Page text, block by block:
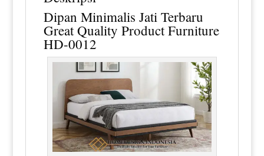
Dipan Minimalis Jati Terbaru
Great Quality Product Furniture
HD-0012